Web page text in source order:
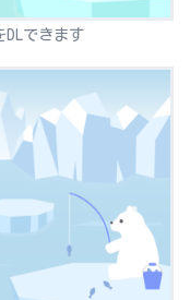
DLできます